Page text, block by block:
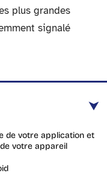
plus grandes
signalé
de votre application et
votre appareil